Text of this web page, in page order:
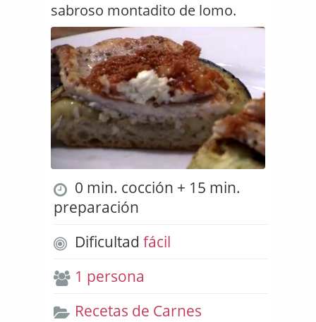
sabroso montadito de lomo.
0 min. cocción + 15 min.
preparación
Dificultad fácil
1 persona
Recetas de Carnes